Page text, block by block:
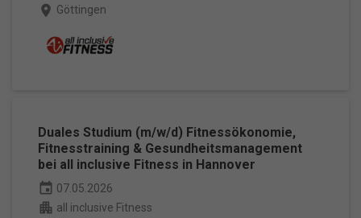
place Göttingen
Duales Studium (m/w/d) Fitnessökonomie,
Fitnesstraining & Gesundheitsmanagement
bei all inclusive Fitness in Hannover
event 07.05.2026
apartment all inclusive Fitness